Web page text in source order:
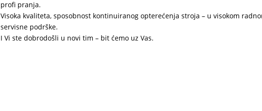
profi pranja.
Visoka kvaliteta, sposobnost kontinuiranog opterećenja stroja – u visokom
servisne podrške.
I Vi ste dobrodošli u novi tim – bit ćemo uz Vas.